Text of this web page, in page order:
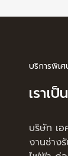
บริการพิเศ
เราเ
บริษัท เ
งานช่าง